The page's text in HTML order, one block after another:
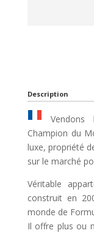
Description
Vendons
Champion du
luxe, propriété
sur le marché
Véritable
construit en
monde de
Il offre plus ou